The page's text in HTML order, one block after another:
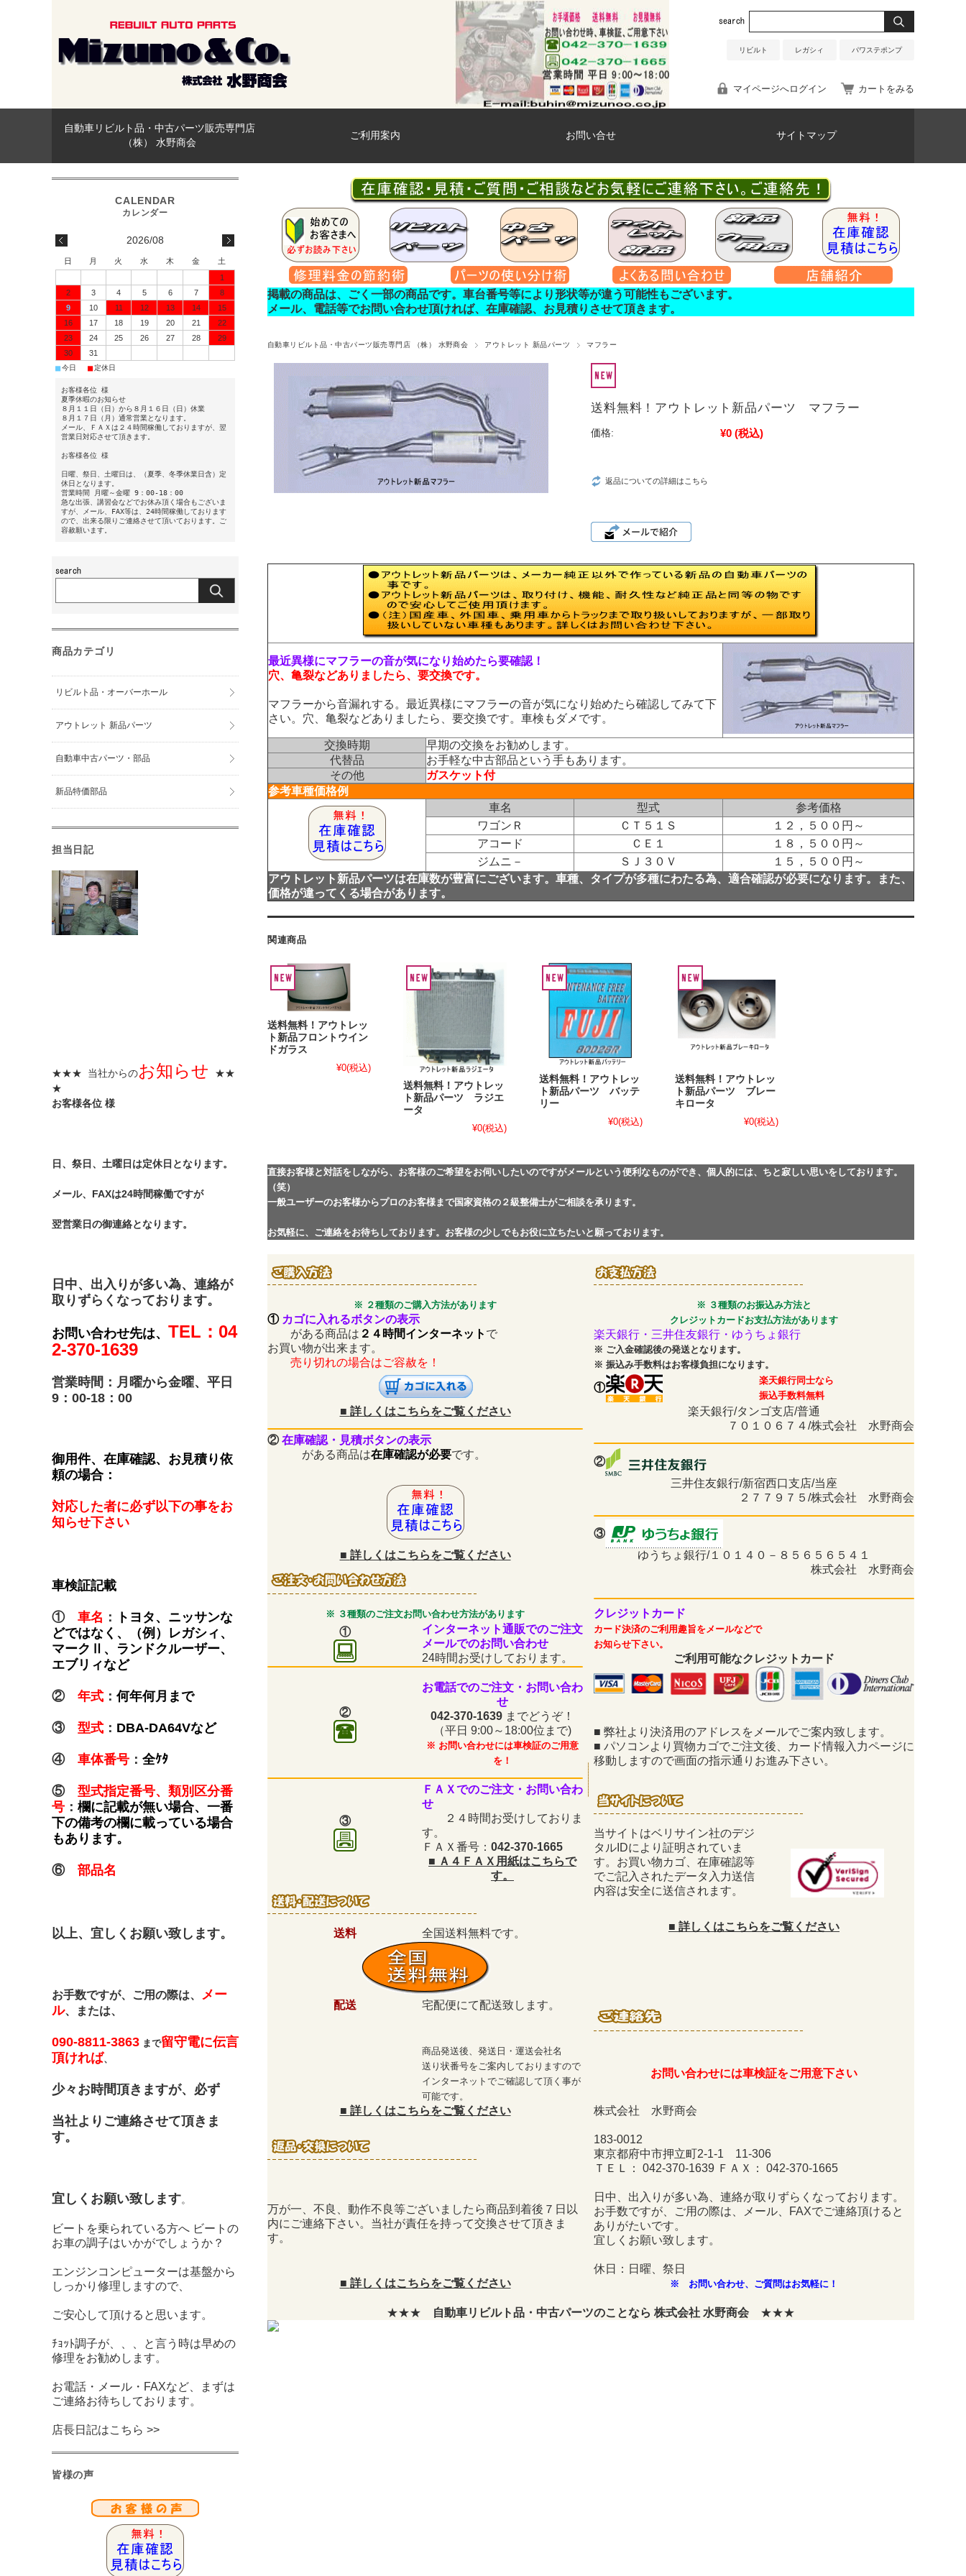
リビルト レガシィ パワステポンプ
マイページへログイン カートをみる
自動車リビルト品・中古パーツ販売専門店
（株） 水野商会
ご利用案内 お問い合せ サイトマップ
掲載の商品は、ごく一部の商品です。車台番号等により形状等が違う可能性もございます。
メール、電話等でお問い合わせ頂ければ、在庫確認、お見積りさせて頂きます。
自動車リビルト品・中古パーツ販売専門店 （株） 水野商会 アウトレット 新品パーツ マフラー
送料無料！アウトレット新品パーツ マフラー
価格: ¥0 (税込)
返品についての詳細はこちら
最近異様にマフラーの音が気になり始めたら要確認！
穴、亀裂などありましたら、要交換です。
マフラーから音漏れする。最近異様にマフラーの音が気になり始めたら確認してみて下
さい。穴、亀裂などありましたら、要交換です。車検もダメです。
交換時期
早期の交換をお勧めします。
代替品
お手軽な中古部品という手もあります。
その他
ガスケット付
参考車種価格例
車名
型式
参考価格
ワゴンＲ
ＣＴ５１Ｓ
１２，５００円～
アコード
ＣＥ１
１８，５００円～
ジムニ－
ＳＪ３０Ｖ
１５，５００円～
アウトレット新品パーツは在庫数が豊富にございます。車種、タイプが多種にわたる為、適合確認が必要になります。また、
価格が違ってくる場合があります。
関連商品
送料無料！アウトレッ
ト新品フロントウイン
ドガラス
¥0(税込)
送料無料！アウトレッ
ト新品パーツ ラジエ
ータ
¥0(税込)
送料無料！アウトレッ
ト新品パーツ バッテ
リー
¥0(税込)
送料無料！アウトレッ
ト新品パーツ ブレー
キロータ
¥0(税込)
直接お客様と対話をしながら、お客様のご希望をお伺いしたいのですがメールという便利なものができ、個人的には、ちと寂しい思いをしております。
（笑）
一般ユーザーのお客様からプロのお客様まで国家資格の２級整備士がご相談を承ります。
お気軽に、ご連絡をお待ちしております。お客様の少しでもお役に立ちたいと願っております。
※ ２種類のご購入方法があります
※ ３種類のお振込み方法と
クレジットカードお支払方法があります
① カゴに入れるボタンの表示
がある商品は ２４時間インターネット で
お買い物が出来ます。
売り切れの場合はご容赦を！
楽天銀行・三井住友銀行・ゆうちょ銀行
※ ご入金確認後の発送となります。
※ 振込み手数料はお客様負担になります。
①
楽天銀行同士なら
振込手数料無料
■ 詳しくはこちらをご覧ください
楽天銀行/タンゴ支店/普通
７０１０６７４/株式会社 水野商会
②在庫確認・見積ボタンの表示
がある商品は在庫確認が必要です。
②
三井住友銀行/新宿西口支店/当座
２７７９７５/株式会社 水野商会
③
■ 詳しくはこちらをご覧ください
ゆうちょ銀行/１０１４０－８５６５６５４１
株式会社 水野商会
※ ３種類のご注文お問い合わせ方法があります
クレジットカード
①
インターネット通販でのご注文
メールでのお問い合わせ
24時間お受けしております。
カード決済のご利用趣旨をメールなどで
お知らせ下さい。
ご利用可能なクレジットカード
②
お電話でのご注文・お問い合わ
せ
042-370-1639 までどうぞ！
（平日 9:00～18:00位まで)
※ お問い合わせには車検証のご用意
を！
■ 弊社より決済用のアドレスをメールでご案内致します。
■ パソコンより買物カゴでご注文後、カード情報入力ページに
移動しますので画面の指示通りお進み下さい。
③
ＦＡＸでのご注文・お問い合わ
せ
２４時間お受けしておりま
す。
ＦＡＸ番号： 042-370-1665
当サイトはベリサイン社のデジ
タルIDにより証明されていま
す。お買い物カゴ、在庫確認等
でご記入されたデータ入力送信
内容は安全に送信されます。
■ 詳しくはこちらをご覧ください
■ Ａ４ＦＡＸ用紙はこちらで
す。
送料 全国送料無料です。
配送 宅配便にて配送致します。
商品発送後、発送日・運送会社名
送り状番号をご案内しておりますので
インターネットでご確認して頂く事が
可能です。
お問い合わせには車検証をご用意下さい
■ 詳しくはこちらをご覧ください 株式会社 水野商会
183-0012
東京都府中市押立町2-1-1 11-306
ＴＥＬ： 042-370-1639 ＦＡＸ： 042-370-1665
日中、出入りが多い為、連絡が取りずらくなっております。
お手数ですが、ご用の際は、メール、FAXでご連絡頂けると
ありがたいです。
宜しくお願い致します。
休日：日曜、祭日
万が一、不良、動作不良等ございましたら商品到着後７日以
内にご連絡下さい。当社が責任を持って交換させて頂きま
す。
■ 詳しくはこちらをご覧ください ※ お問い合わせ、ご質問はお気軽に！
★★★ 自動車リビルト品・中古パーツのことなら 株式会社 水野商会 ★★★
2026/08
日 月 火 水 木 金
土
1
2
3 4 5 6 7
8
9
10 11 12 13 14
15
16
17 18 19 20 21
22
23
24 25 26 27 28
29
30
31
■今日 ■定休日
お客様各位 様
夏季休暇のお知らせ
８月１１日（日）から８月１６日（日）休業
８月１７日（月）通常営業となります。
メール、ＦＡＸは２４時間稼働しておりますが、翌
営業日対応させて頂きます。
お客様各位 様
日曜、祭日、土曜日は、（夏季、冬季休業日含）定
休日となります。
営業時間 月曜～金曜 9：00-18：00
急な出張、講習会などでお休み頂く場合もございま
すが、メール、FAX等は、24時間稼働しております
ので、出来る限りご連絡させて頂いております。ご
容赦願います。
商品カテゴリ
リビルト品・オーバーホール
アウトレット 新品パーツ
自動車中古パーツ・部品
新品特価部品
担当日記
★★★ 当社からのお知らせ
★★
★
お客様各位 様
日、祭日、土曜日は定休日となります。
メール、FAXは24時間稼働ですが
翌営業日の御連絡となります。
日中、出入りが多い為、連絡が
取りずらくなっております。
お問い合わせ先は、 TEL：04
2-370-1639
営業時間：月曜から金曜、平日
9：00-18：00
御用件、在庫確認、お見積り依
頼の場合：
対応した者に必ず以下の事をお
知らせ下さい
車検証記載
① 車名 ：
トヨタ、ニッサンな
どではなく、（例）レガシィ、
マークⅡ、ランドクルーザー、
エブリィなど
② 年式 ： 何年何月まで
③ 型式 ： DBA-DA64Vなど
④ 車体番号 ： 全ｹﾀ
⑤ 型式指定番号、類別区分番
号 ： 欄に記載が無い場合、一番
下の備考の欄に載っている場合
もあります。
⑥ 部品名
以上、宜しくお願い致します。
お手数ですが、ご用の際は、 メー
ル、または、
090-8811-3863 まで留守電に伝言
頂ければ、
少々お時間頂きますが、必ず
当社よりご連絡させて頂きま
す。
宜しくお願い致します。
ビートを乗られている方へ ビートの
お車の調子はいかがでしょうか？
エンジンコンピューターは基盤から
しっかり修理しますので、
ご安心して頂けると思います。
ﾁｮｯﾄ調子が、、、と言う時は早めの
修理をお勧めします。
お電話・メール・FAXなど、まずは
ご連絡お待ちしております。
店長日記はこちら >>
皆様の声